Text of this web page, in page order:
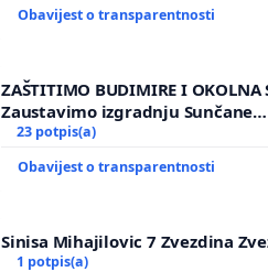
Obavijest o transparentnosti
ZAŠTITIMO BUDIMIRE I OKOLNA
Zaustavimo izgradnju Sunčane
elektrane Vedrine na području
23 potpis(a)
Obavijest o transparentnosti
Sinisa Mihajilovic 7 Zvezdina
1 potpis(a)